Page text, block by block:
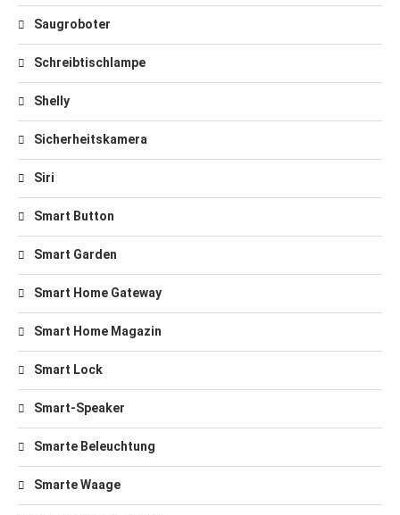
Saugroboter
Schreibtischlampe
Shelly
Sicherheitskamera
Siri
Smart Button
Smart Garden
Smart Home Gateway
Smart Home Magazin
Smart Lock
Smart-Speaker
Smarte Beleuchtung
Smarte Waage